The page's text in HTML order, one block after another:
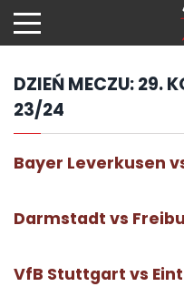
hdo
treści
DZIEŃ MECZU:29.
23/24
Bayer Leverkusen
Darmstadt vs
VfB Stuttgart vs